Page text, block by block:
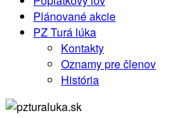
Plánované akcie
PZ Turá lúka
Kontakty
Oznamy pre členov
História